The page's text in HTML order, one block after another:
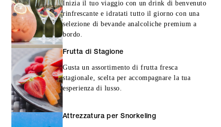
Inizia il tuo viaggio con un drink di benvenuto
rinfrescante e idratati tutto il giorno con una
selezione di bevande analcoliche premium a
bordo.
Frutta di Stagione
Gusta un assortimento di frutta fresca
stagionale, scelta per accompagnare la tua
esperienza di lusso.
Attrezzatura per Snorkeling